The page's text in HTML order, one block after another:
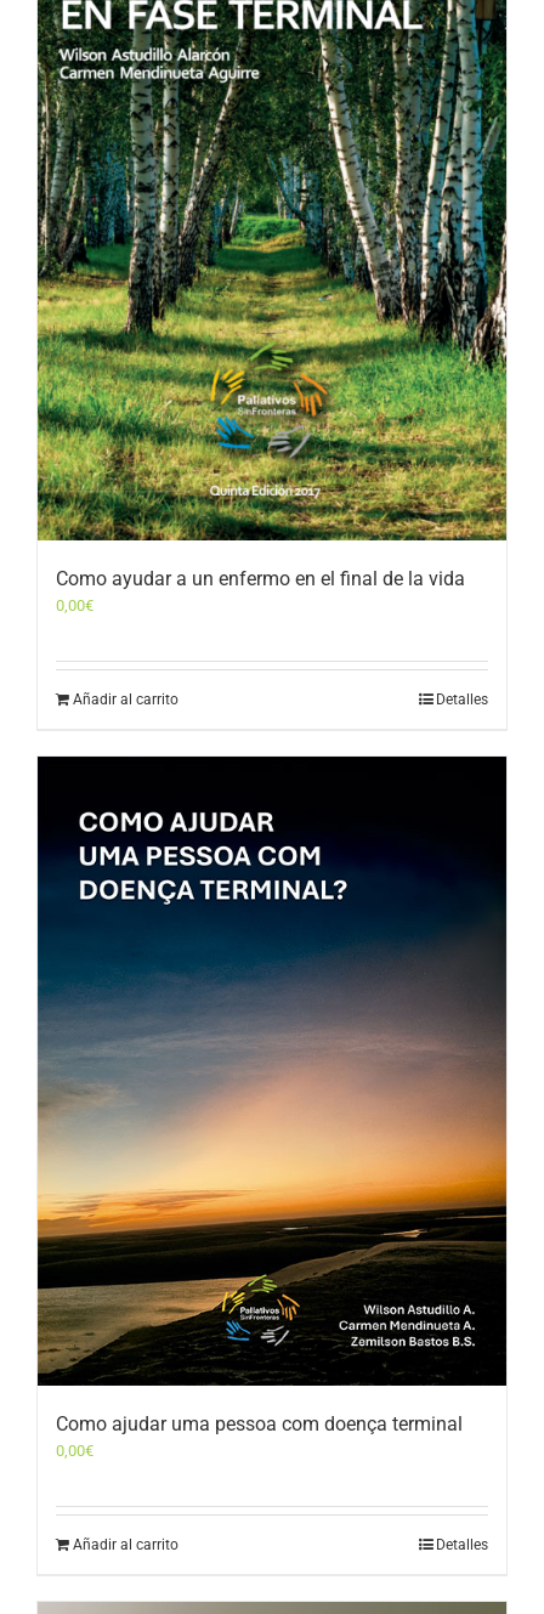
Como ayudar a un enfermo en el final de la vida
0,00€
Añadir al carrito Detalles
Como ajudar uma pessoa com doença terminal
0,00€
Añadir al carrito Detalles